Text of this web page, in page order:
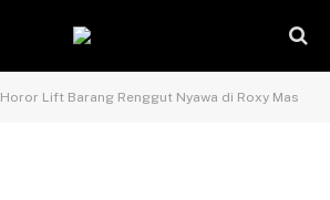
Horor Lift Barang Renggut Nyawa di Roxy Mas